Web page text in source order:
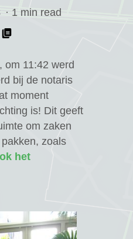
· 1 min read
om 11:42 werd
bij de notaris
moment
is! Dit geeft
om zaken
zoals
het